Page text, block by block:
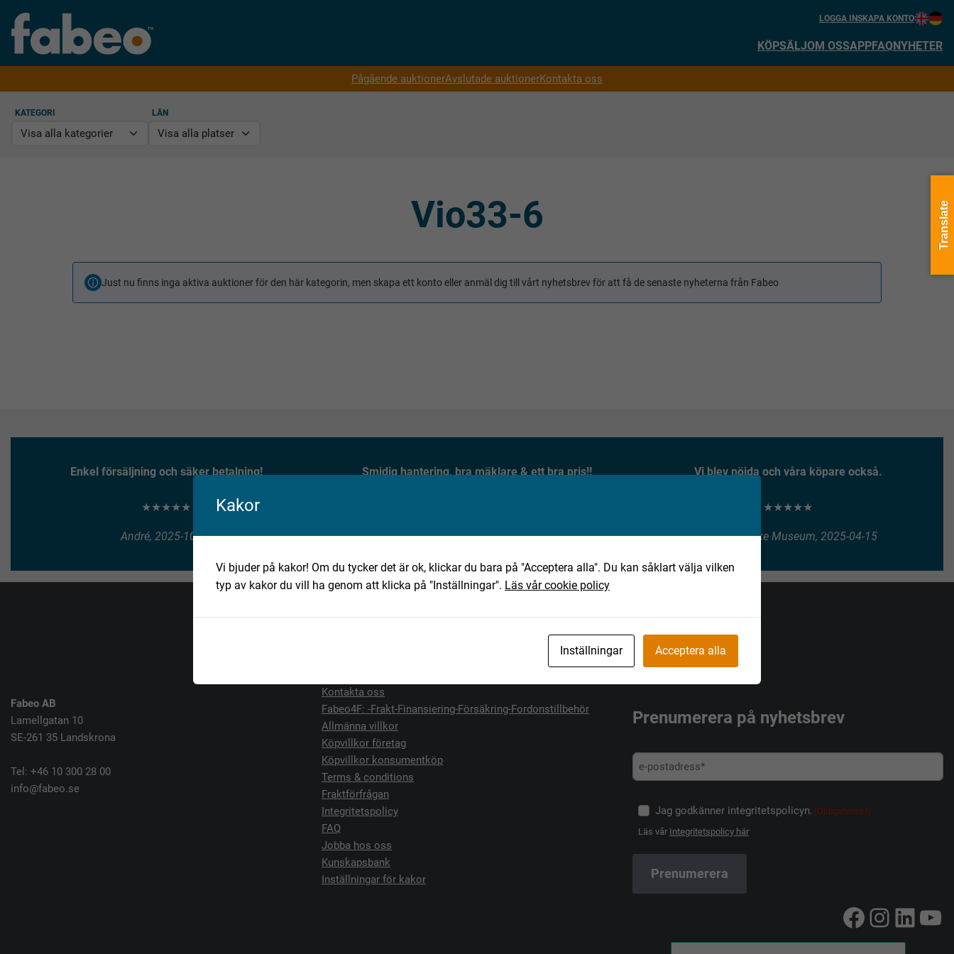
LOGGA INSKAPA KONTO
KÖPSÄLJOM OSSAPPFAQNYHETER
Pågående auktionerAvslutade auktionerKontakta oss
KATEGORI LÄN
Vio33-6
Just nu finns inga aktiva auktioner för den här kategorin, men skapa ett konto eller anmäl dig till vårt nyhetsbrev för att få de senaste nyheterna från Fabeo
Enkel försäljning och säker betalning!
★★★★★
André, 2025-10-10
Smidig hantering, bra mäklare & ett bra pris!!
Jan, 2025-10-02
Vi blev nöjda och våra köpare också.
★★★★★
Henry Vitlycke Museum, 2025-04-15
Fabeo AB
Lamellgatan 10
SE-261 35 Landskrona
Tel: +46 10 300 28 00
info@fabeo.se
Kontakta oss
Fabeo4F: -Frakt-Finansiering-Försäkring-Fordonstillbehör
Allmänna villkor
Köpvillkor företag
Köpvillkor konsumentköp
Terms & conditions
Fraktförfrågan
Integritetspolicy
FAQ
Jobba hos oss
Kunskapsbank
Inställningar för kakor
Prenumerera på nyhetsbrev
Jag godkänner integritetspolicyn. (Obligatoriskt)
Läs vår Integritetspolicy här
Facebook
Kakor
Vi bjuder på kakor! Om du tycker det är ok, klickar du bara på "Acceptera alla". Du kan såklart välja vilken
typ av kakor du vill ha genom att klicka på "Inställningar". Läs vår cookie policy
Inställningar Acceptera alla
Translate